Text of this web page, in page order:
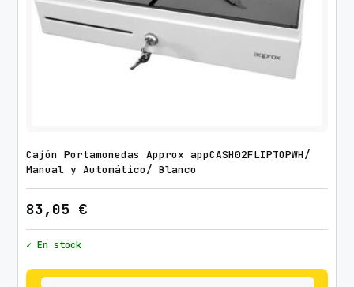
Cajón Portamonedas Approx appCASH02FLIPTOPWH/
Manual y Automático/ Blanco
83,05 €
✓ En stock